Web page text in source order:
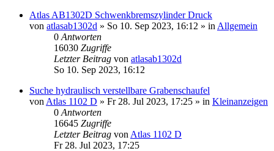
Atlas AB1302D Schwenkbremszylinder Druck
von atlasab1302d » So 10. Sep 2023, 16:12 » in Allgemein
0 Antworten
16030 Zugriffe
Letzter Beitrag von atlasab1302d
So 10. Sep 2023, 16:12
Suche hydraulisch verstellbare Grabenschaufel
von Atlas 1102 D » Fr 28. Jul 2023, 17:25 » in Kleinanzeigen
0 Antworten
16645 Zugriffe
Letzter Beitrag von Atlas 1102 D
Fr 28. Jul 2023, 17:25